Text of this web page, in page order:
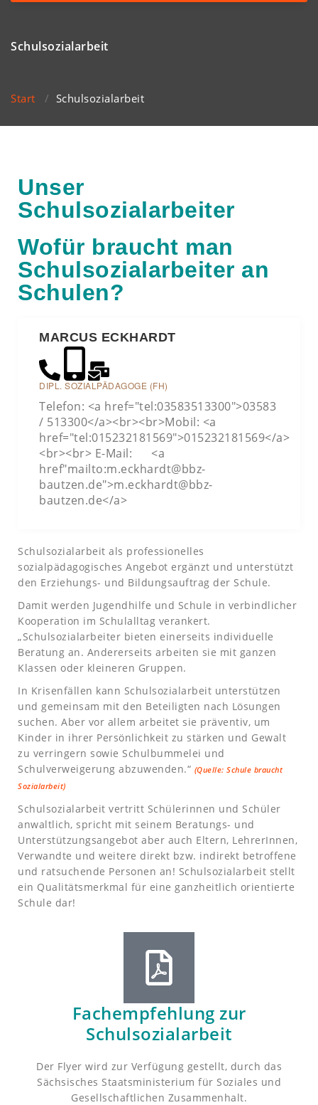
Schulsozialarbeit
Start / Schulsozialarbeit
Unser
Schulsozialarbeiter
Wofür braucht man
Schulsozialarbeiter an
Schulen?
MARCUS ECKHARDT
DIPL. SOZIALPÄDAGOGE (FH)
Telefon: <a href="tel:03583513300">03583
/ 513300</a><br><br>Mobil: <a
href="tel:015232181569">015232181569</a>
<br><br> E-Mail: <a
href"mailto:m.eckhardt@bbz-
bautzen.de">m.eckhardt@bbz-
bautzen.de</a>
Schulsozialarbeit als professionelles
sozialpädagogisches Angebot ergänzt und unterstützt
den Erziehungs- und Bildungsauftrag der Schule.
Damit werden Jugendhilfe und Schule in verbindlicher
Kooperation im Schulalltag verankert.
„Schulsozialarbeiter bieten einerseits individuelle
Beratung an. Andererseits arbeiten sie mit ganzen
Klassen oder kleineren Gruppen.
In Krisenfällen kann Schulsozialarbeit unterstützen
und gemeinsam mit den Beteiligten nach Lösungen
suchen. Aber vor allem arbeitet sie präventiv, um
Kinder in ihrer Persönlichkeit zu stärken und Gewalt
zu verringern sowie Schulbummelei und
Schulverweigerung abzuwenden.“ (Quelle: Schule braucht
Sozialarbeit)
Schulsozialarbeit vertritt Schülerinnen und Schüler
anwaltlich, spricht mit seinem Beratungs- und
Unterstützungsangebot aber auch Eltern, LehrerInnen,
Verwandte und weitere direkt bzw. indirekt betroffene
und ratsuchende Personen an! Schulsozialarbeit stellt
ein Qualitätsmerkmal für eine ganzheitlich orientierte
Schule dar!
Fachempfehlung zur
Schulsozialarbeit
Der Flyer wird zur Verfügung gestellt, durch das
Sächsisches Staatsministerium für Soziales und
Gesellschaftlichen Zusammenhalt.